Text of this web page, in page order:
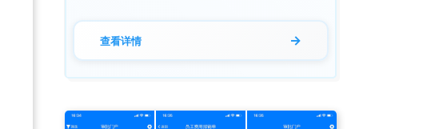
查看详情 →